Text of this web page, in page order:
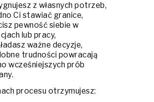
z własnych potrzeb,
Ci stawiać granice,
pewność siebie w
lub pracy,
ważne decyzje,
trudności powracają
wcześniejszych prób
procesu otrzymujesz: